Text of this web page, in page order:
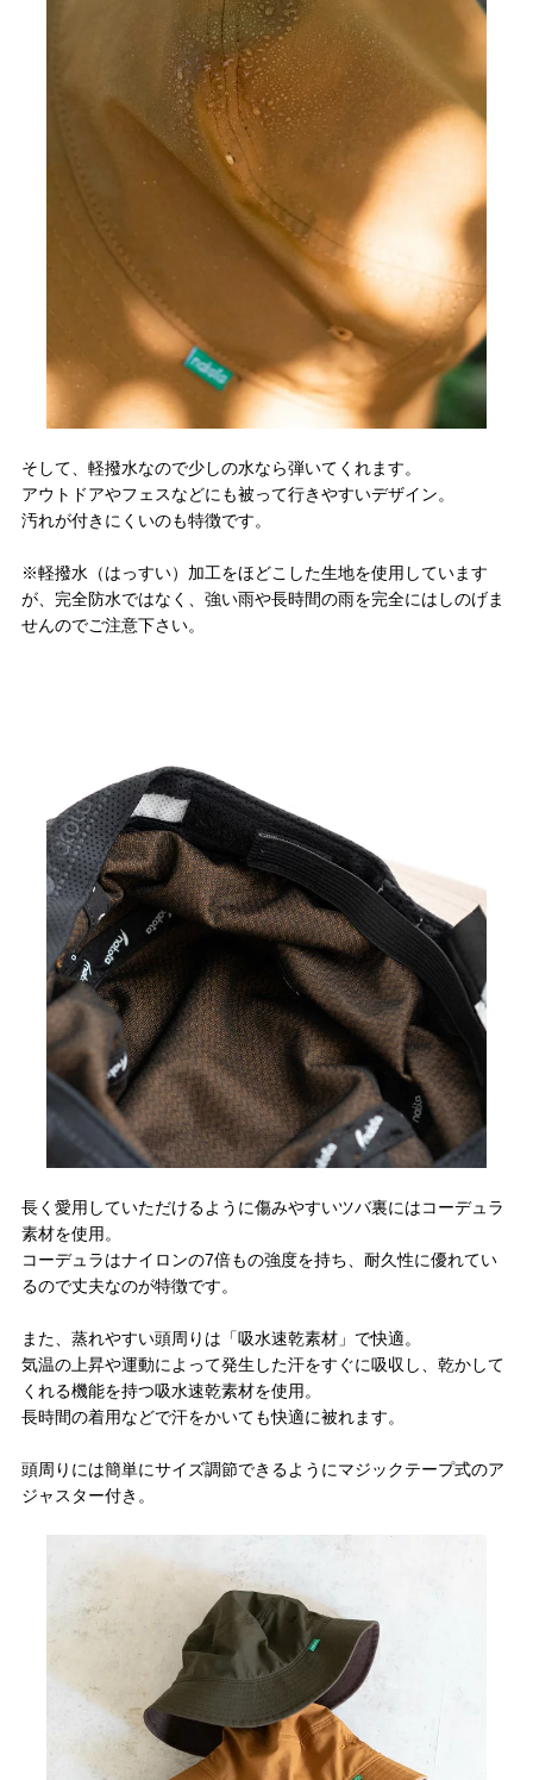
そして、軽撥水なので少しの水なら弾いてくれます。
アウトドアやフェスなどにも被って行きやすいデザイン。
汚れが付きにくいのも特徴です。
※軽撥水（はっすい）加工をほどこした生地を使用しています
が、完全防水ではなく、強い雨や長時間の雨を完全にはしのげま
せんのでご注意下さい。
長く愛用していただけるように傷みやすいツバ裏にはコーデュラ
素材を使用。
コーデュラはナイロンの7倍もの強度を持ち、耐久性に優れてい
るので丈夫なのが特徴です。
また、蒸れやすい頭周りは「吸水速乾素材」で快適。
気温の上昇や運動によって発生した汗をすぐに吸収し、乾かして
くれる機能を持つ吸水速乾素材を使用。
長時間の着用などで汗をかいても快適に被れます。
頭周りには簡単にサイズ調節できるようにマジックテープ式のア
ジャスター付き。